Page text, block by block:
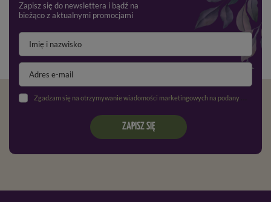
Zapisz się do newslettera i bądź na
bieżąco z aktualnymi promocjami
Zgadzam się na otrzymywanie wiadomości marketingowych na podany adres e-mail oraz przetwarzanie danych osobowych zgodnie z
ZAPISZ SIĘ